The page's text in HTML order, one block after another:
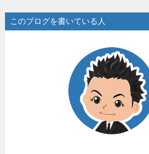
このブログを書いている人